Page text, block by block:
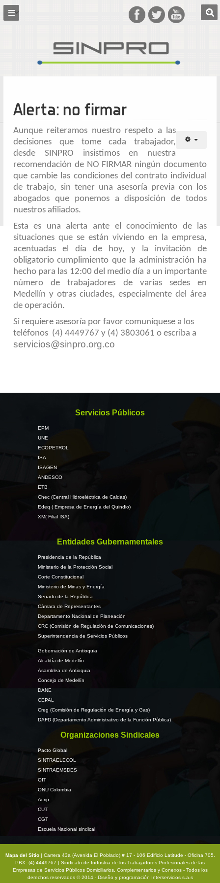
Alerta: no firmar
Aunque reiteramos nuestro respeto a las
decisiones que tome cada trabajador,
desde SINPRO insistimos en nuestra
recomendación de NO FIRMAR ningún documento
que cambie las condiciones del contrato individual
de trabajo, sin tener una asesoría previa con los
abogados que ponemos a disposición de todos
nuestros afiliados.
Esta es una alerta ante el conocimiento de las
situaciones que se están viviendo en la empresa,
acentuadas el día de hoy, y la invitación de
obligatorio cumplimiento que la administración ha
hecho para las 12:00 del medio día a un importante
número de trabajadores de varias sedes en
Medellín y otras ciudades, especialmente del área
de operación.
Si requiere asesoría por favor comuníquese a los
teléfonos (4) 4449767 y (4) 3803061 o escriba a
servicios@sinpro.org.co
Servicios Públicos
EPM
UNE
ECOPETROL
ISA
ISAGEN
ANDESCO
ETB
Chec (Central Hidroeléctrica de Caldas)
Edeq ( Empresa de Energía del Quindio)
XM( Filial ISA)
Entidades Gubernamentales
Presidencia de la República
Ministerio de la Protección Social
Corte Constitucional
Ministerio de Minas y Energía
Senado de la República
Cámara de Representantes
Departamento Nacional de Planeación
CRC (Comisión de Regulación de Comunicaciones)
Superintendencia de Servicios Públicos
Gobernación de Antioquia
Alcaldía de Medellín
Asamblea de Antioquia
Concejo de Medellín
DANE
CEPAL
Creg (Comisión de Regulación de Energía y Gas)
DAFD (Departamento Administrativo de la Función Pública)
Organizaciones Sindicales
Pacto Global
SINTRAELECOL
SINTRAEMSDES
OIT
ONU Colombia
Acrip
CUT
CGT
Escuela Nacional sindical
Mapa del Sitio | Carrera 43a (Avenida El Poblado) # 17 - 106 Edificio Latitude - Oficina 705.
PBX: (4) 4449767 | Sindicato de Industria de los Trabajadores Profesionales de las
Empresas de Servicios Públicos Domiciliarios, Complementarios y Conexos - Todos los
derechos reservados © 2014 - Diseño y programación Interservicios s.a.s